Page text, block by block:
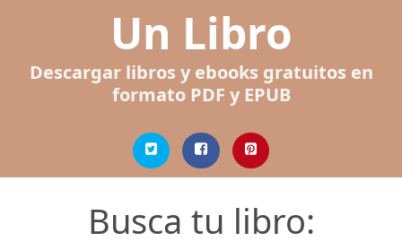
Un Libro
Descargar libros y ebooks gratuitos en
formato PDF y EPUB
Busca tu libro: